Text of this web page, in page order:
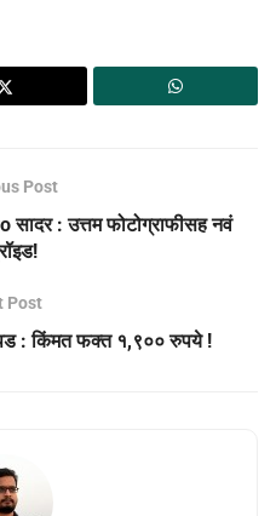
Post
: उत्तम फोटोग्राफीसह नवं
Post
: किंमत फक्त १,९०० रुपये !